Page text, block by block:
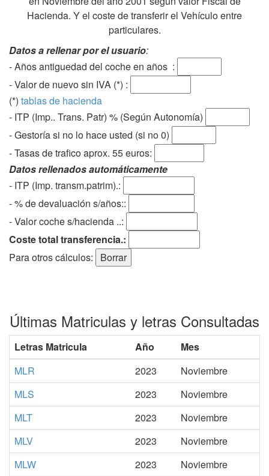
Hacienda. Y el coste de transferir el Vehículo entre
particulares.
Datos a rellenar por el usuario:
- Años antiguedad del coche en años :
- Valor de nuevo sin IVA (*) :
(*) tablas de hacienda
- ITP (Imp.. Trans. Patr) % (Según Autonomía)
- Gestoría si no lo hace usted (si no 0)
-Tasas de trafico aprox. 55 euros:
Datos rellenados automáticamente
- ITP (Imp. transm.patrim).:
- % de devaluación s/años::
- Valor coche s/hacienda ..:
Coste total transferencia.:
Para otros cálculos:
Últimas Matriculas y letras Consultadas
Letras Matricula Año
Mes
MLR
2023
Noviembre
MLS
2023
Noviembre
MLT
2023
Noviembre
MLV
2023
Noviembre
MLW
2023
Noviembre